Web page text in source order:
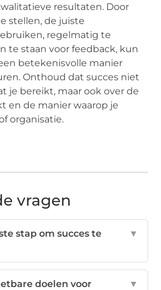
resultaten. Door
stellen, de juiste
regelmatig te
te staan voor feedback, kun
betekenisvolle manier
Onthoud dat succes niet
je bereikt, maar ook over de
en de manier waarop je
organisatie.
vragen
stap om succes te
▼
doelen voor
▼